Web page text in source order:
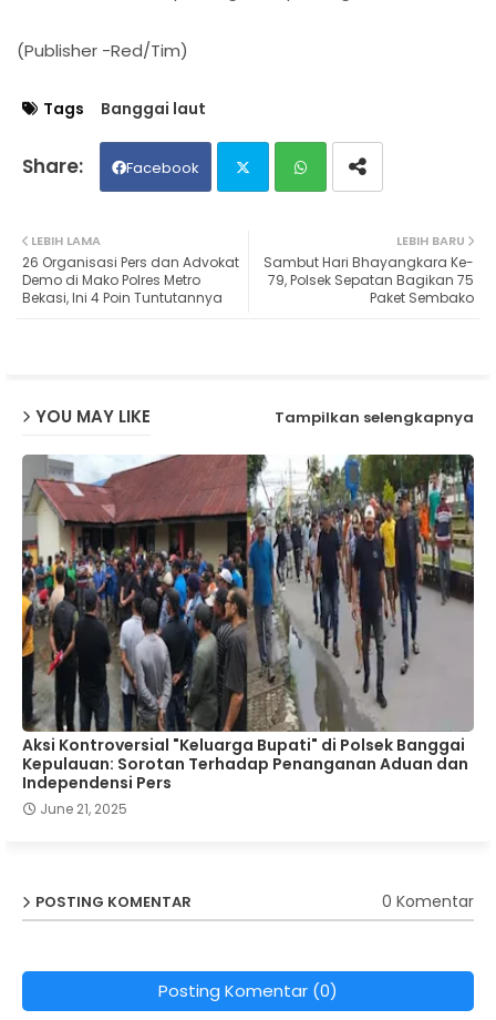
(Publisher -Red/Tim)
Tags Banggai laut
Facebook
ter ats
LEBIH BARU
Sambut Hari Bhayangkara Ke-
79, Polsek Sepatan Bagikan 75
Paket Sembako
LEBIH LAMA
26 Organisasi Pers dan Advokat
Demo di Mako Polres Metro
Bekasi, Ini 4 Poin Tuntutannya
YOU MAY LIKE Tampilkan selengkapnya
Aksi Kontroversial "Keluarga Bupati" di Polsek Banggai
Kepulauan: Sorotan Terhadap Penanganan Aduan dan
Independensi Pers
June 21, 2025
POSTING KOMENTAR 0 Komentar
Posting Komentar (0)